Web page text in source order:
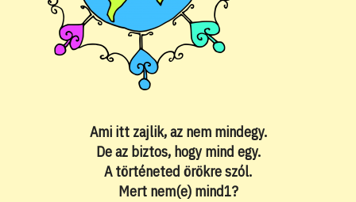
Ami itt zajlik, az nem mindegy.
De az biztos, hogy mind egy.
A történeted örökre szól.
Mert nem(e) mind1?